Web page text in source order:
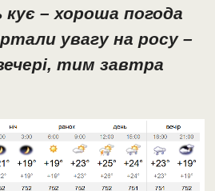
кує – хороша погода
увагу на росу –
тим завтра